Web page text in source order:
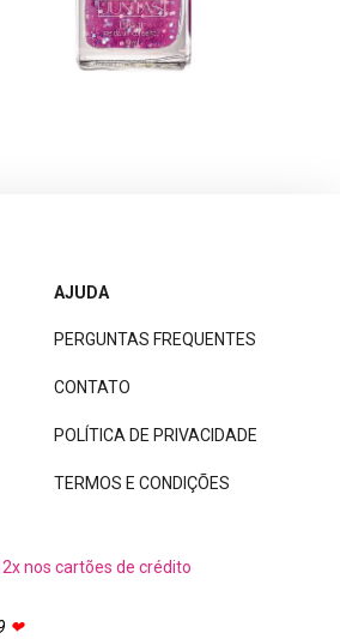
AJUDA
PERGUNTAS FREQUENTES
CONTATO
POLÍTICA DE PRIVACIDADE
TERMOS E CONDIÇÕES
nos cartões de crédito
❤